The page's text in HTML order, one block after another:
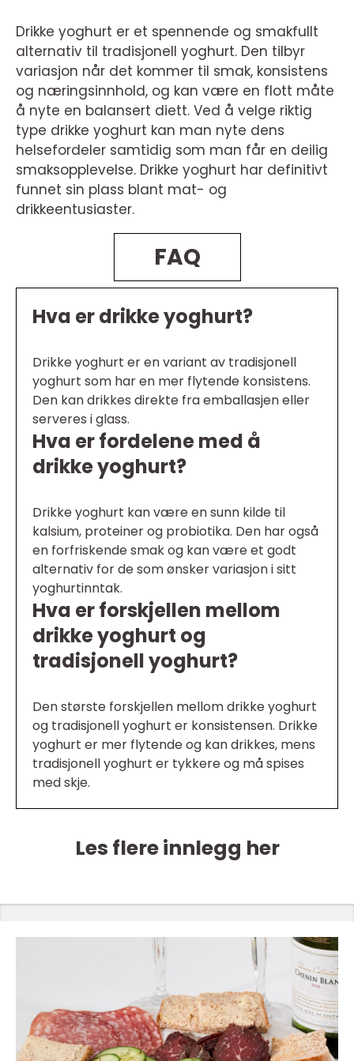
Drikke yoghurt er et spennende og smakfullt
alternativ til tradisjonell yoghurt. Den tilbyr
variasjon når det kommer til smak, konsistens
og næringsinnhold, og kan være en flott måte
å nyte en balansert diett. Ved å velge riktig
type drikke yoghurt kan man nyte dens
helsefordeler samtidig som man får en deilig
smaksopplevelse. Drikke yoghurt har definitivt
funnet sin plass blant mat- og
drikkeentusiaster.
FAQ
Hva er drikke yoghurt?
Drikke yoghurt er en variant av tradisjonell
yoghurt som har en mer flytende konsistens.
Den kan drikkes direkte fra emballasjen eller
serveres i glass.
Hva er fordelene med å
drikke yoghurt?
Drikke yoghurt kan være en sunn kilde til
kalsium, proteiner og probiotika. Den har også
en forfriskende smak og kan være et godt
alternativ for de som ønsker variasjon i sitt
yoghurtinntak.
Hva er forskjellen mellom
drikke yoghurt og
tradisjonell yoghurt?
Den største forskjellen mellom drikke yoghurt
og tradisjonell yoghurt er konsistensen. Drikke
yoghurt er mer flytende og kan drikkes, mens
tradisjonell yoghurt er tykkere og må spises
med skje.
Les flere innlegg her